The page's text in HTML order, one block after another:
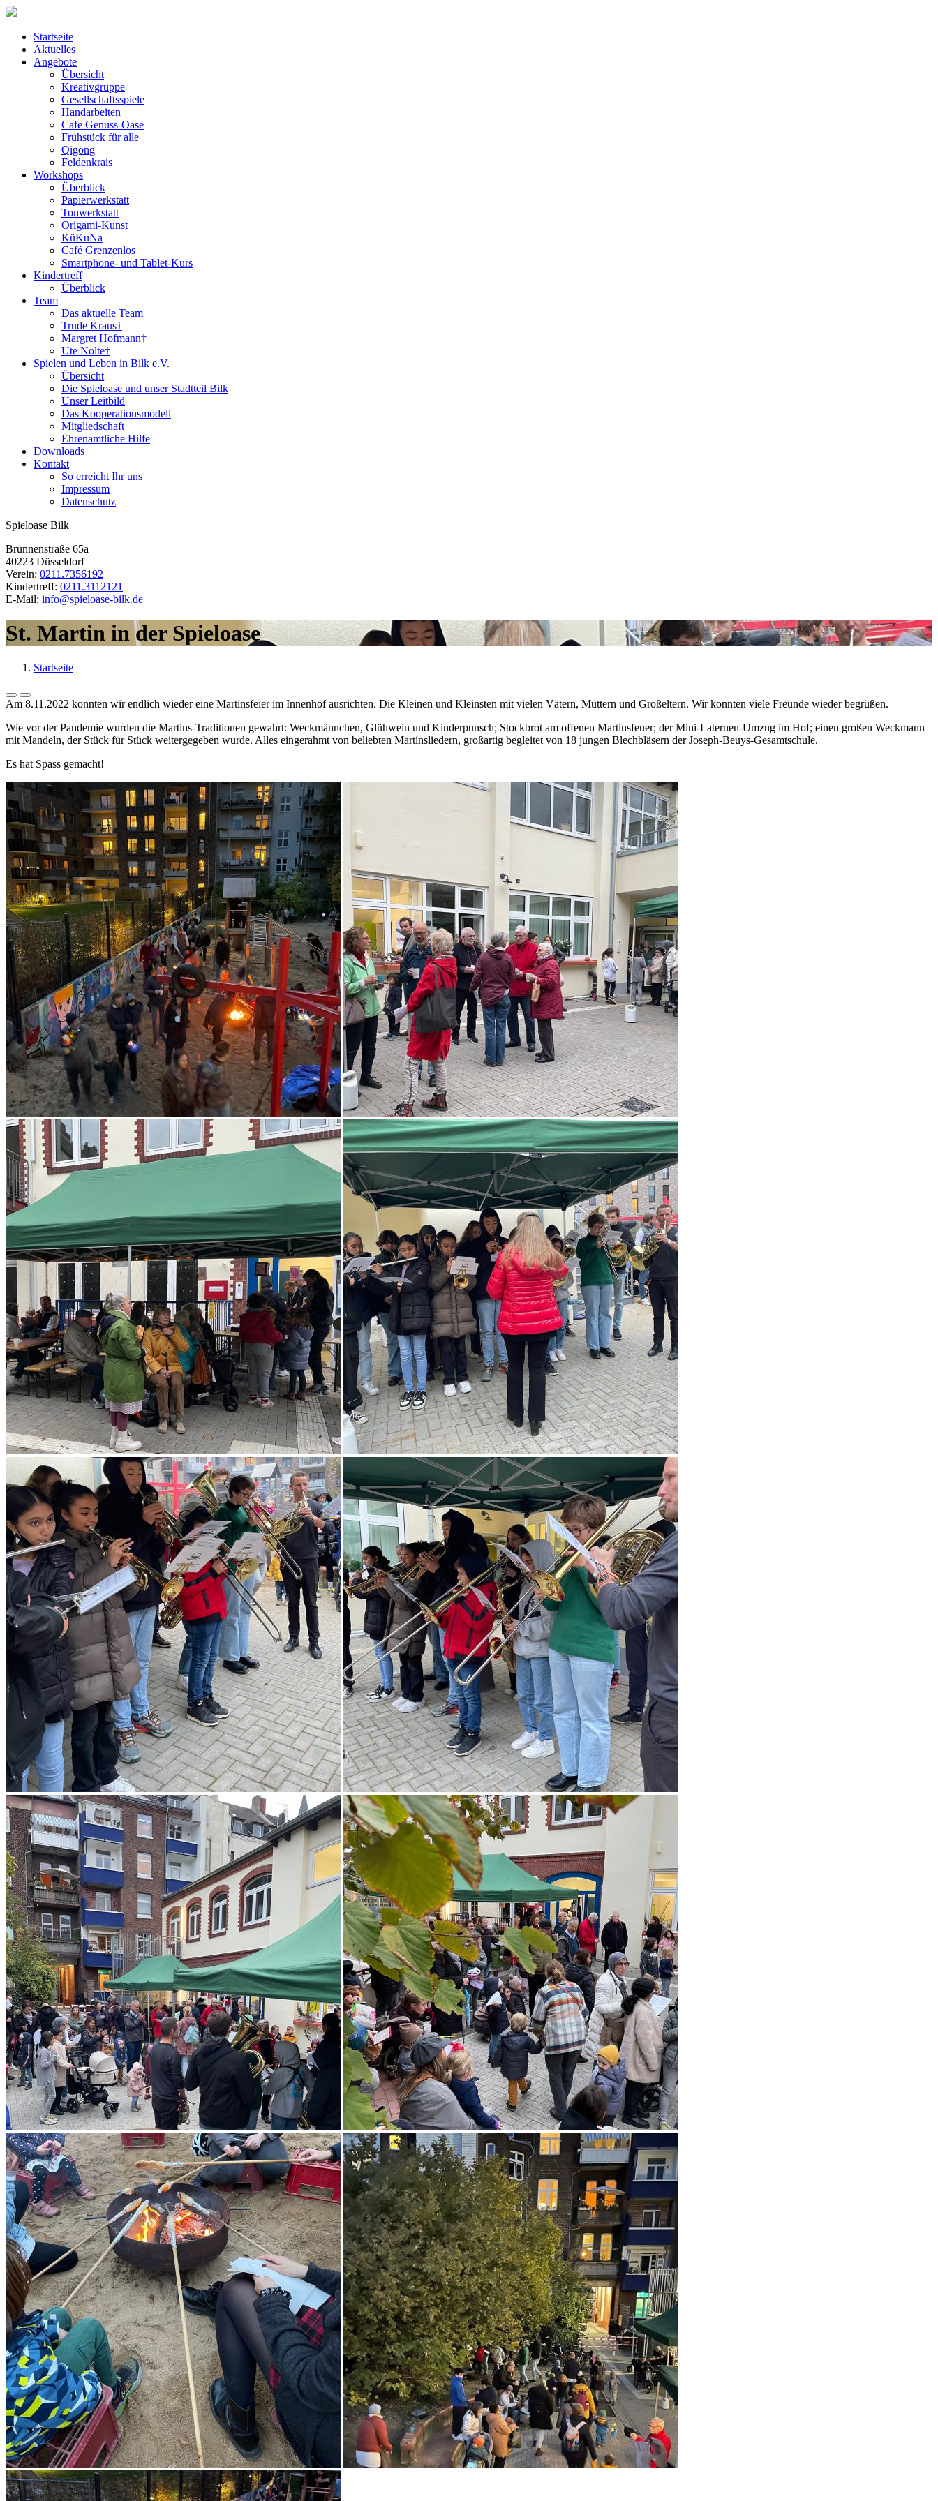
Startseite
Aktuelles
Angebote
Übersicht
Kreativgruppe
Gesellschaftsspiele
Handarbeiten
Cafe Genuss-Oase
Frühstück für alle
Qigong
Feldenkrais
Workshops
Überblick
Papierwerkstatt
Tonwerkstatt
Origami-Kunst
KüKuNa
Café Grenzenlos
Smartphone- und Tablet-Kurs
Kindertreff
Überblick
Team
Das aktuelle Team
Trude Kraus†
Margret Hofmann†
Ute Nolte†
Spielen und Leben in Bilk e.V.
Übersicht
Die Spieloase und unser Stadtteil Bilk
Unser Leitbild
Das Kooperationsmodell
Mitgliedschaft
Ehrenamtliche Hilfe
Downloads
Kontakt
So erreicht Ihr uns
Impressum
Datenschutz
Spieloase Bilk
Brunnenstraße 65a
40223 Düsseldorf
Verein: 0211.7356192
Kindertreff: 0211.3112121
E-Mail: info@spieloase-bilk.de
St. Martin in der Spieloase
Startseite
Am 8.11.2022 konnten wir endlich wieder eine Martinsfeier im Innenhof ausrichten. Die Kleinen und Kleinsten mit vielen Vätern, Müttern und Großeltern. Wir konnten viele Freunde wieder begrüßen.
Wie vor der Pandemie wurden die Martins-Traditionen gewahrt: Weckmännchen, Glühwein und Kinderpunsch; Stockbrot am offenen Martinsfeuer; der Mini-Laternen-Umzug im Hof; einen großen Weckmann
mit Mandeln, der Stück für Stück weitergegeben wurde. Alles eingerahmt von beliebten Martinsliedern, großartig begleitet von 18 jungen Blechbläsern der Joseph-Beuys-Gesamtschule.
Es hat Spass gemacht!